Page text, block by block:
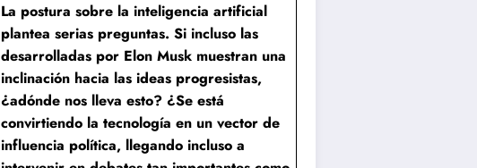
La postura sobre la inteligencia artificial
plantea serias preguntas. Si incluso las
desarrolladas por Elon Musk muestran una
inclinación hacia las ideas progresistas,
¿adónde nos lleva esto? ¿Se está
convirtiendo la tecnología en un vector de
influencia política, llegando incluso a